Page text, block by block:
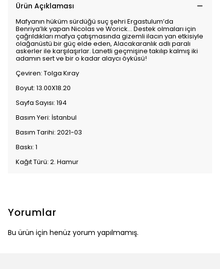
Ürün Açıklaması
Mafyanın hüküm sürdüğü suç şehri Ergastulum’da
Benriya’lık yapan Nicolas ve Worick… Destek olmaları için
çağrıldıkları mafya çatışmasında gizemli ilacın yan etkisiyle
olağanüstü bir güç elde eden, Alacakaranlık adlı paralı
askerler ile karşılaşırlar. Lanetli geçmişine takılıp kalmış iki
adamın sert ve bir o kadar alaycı öyküsü!
Çeviren: Tolga Kıray
Boyut: 13.00X18.20
Sayfa Sayısı: 194
Basım Yeri: İstanbul
Basım Tarihi: 2021-03
Baskı: 1
Kağıt Türü: 2. Hamur
Yorumlar
Bu ürün için henüz yorum yapılmamış.